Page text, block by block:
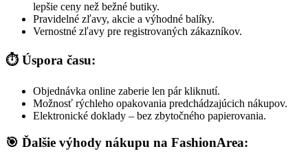
lepšie ceny než bežné butiky.
Pravidelné zľavy, akcie a výhodné balíky.
Vernostné zľavy pre registrovaných zákazníkov.
⏱️ Úspora času:
Objednávka online zaberie len pár kliknutí.
Možnosť rýchleho opakovania predchádzajúcich nákupov.
Elektronické doklady – bez zbytočného papierovania.
🎯 Ďalšie výhody nákupu na FashionArea: